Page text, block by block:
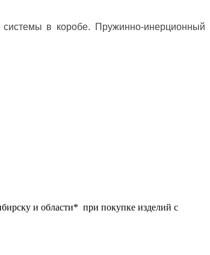
в коробе. Пружинно-инерционный
и области* при покупке изделий с